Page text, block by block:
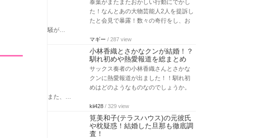
泰葉がまたまたおかしい行動にでかし
た！なんとあの大物芸能人2人を提訴し
たと会見で暴露！数々の奇行をし、お
騒が…
マギー / 287 view
小林香織とさかなクンが結婚！？
馴れ初めや熱愛報道を総まとめ
サックス奏者の小林香織さんとさかな
クンに熱愛報道が出ました！！馴れ初
めはどのようなものなのでしょうか。
また、…
kii428 / 329 view
筧美和子(テラスハウス)の元彼氏
や枕疑惑！結婚した旦那も徹底調
査！